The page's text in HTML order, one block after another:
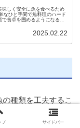
しく安全に魚を食べるため
なひと手間で魚料理のハード
食卓を囲めるようになるの
2025.02.22
種類を工夫するこ
めます。
プ サイドバー